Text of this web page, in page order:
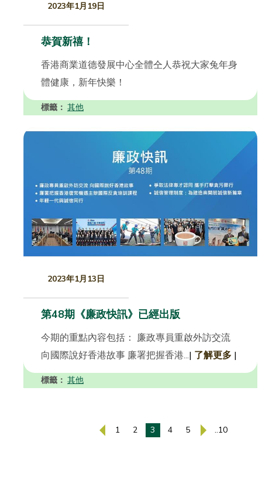
2023年1月19日
恭賀新禧！
香港商業道德發展中心全體仝人恭祝大家兔年身
體健康，新年快樂！
標籤： 其他
2023年1月13日
第48期《廉政快訊》已經出版
今期的重點內容包括： 廉政專員重啟外訪交流
向國際說好香港故事 廉署把握香港...| 了解更多 |
標籤： 其他
1 2 3 4 5 ..10